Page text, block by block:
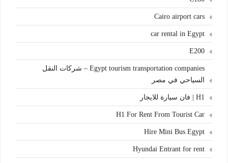
Cairo airport cars
car rental in Egypt
E200
Egypt tourism transportation companies – شركات النقل
السياحي في مصر
H1 | فان سيارة للايجار
H1 For Rent From Tourist Car
Hire Mini Bus Egypt
Hyundai Entrant for rent